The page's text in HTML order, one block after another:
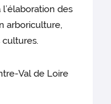
des
arboriculture,
Val de Loire